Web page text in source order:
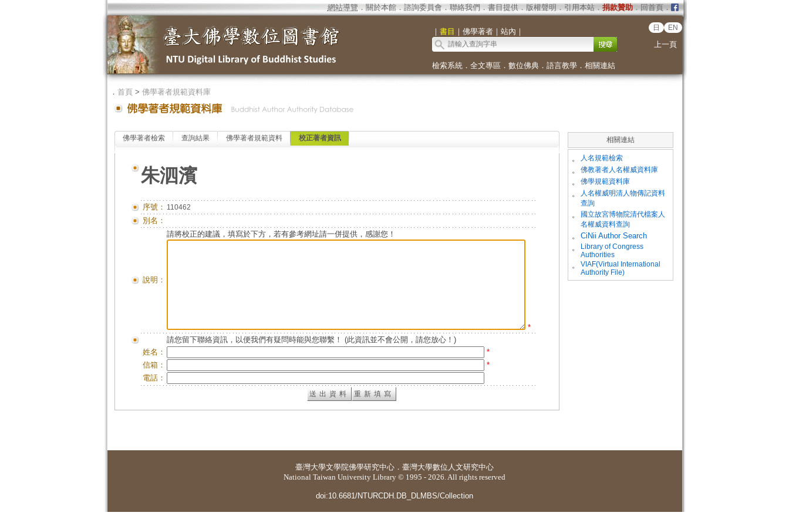
網站導覽 ． 關於本館． 諮詢委員會． 聯絡我們 ． 書目提供． 版權聲明 ． 引用本站． 捐款贊助．回首頁．
｜ 書目 ｜ 佛學著者｜ 站內 ｜ 日 EN
上一頁
檢索系統． 全文專區 ． 數位佛典． 語言教學． 相關連結
． 首頁> 佛學著者規範資料庫
佛學著者檢索 查詢結果 佛學著者規範資料 校正著者資訊
朱泗濱
序號： 110462
別名：
說明：
請將校正的建議，填寫於下方，若有參考網址請一併提供，感謝您！
*
請您留下聯絡資訊，以便我們有疑問時能與您聯繫！ (此資訊並不會公開，請您放心！)
姓名：
*
信箱：
*
電話：
相關連結
。 人名規範檢索
。 佛教著者人名權威資料庫
。 佛學規範資料庫
。
人名權威明清人物傳記資料
查詢
。
國立故宮博物院清代檔案人
名權威資料查詢
。
CiNii Author Search
。
Library of Congress
Authorities
。
VIAF(Virtual International
Authority File)
臺灣大學文學院佛學研究中心 ． 臺灣大學數位人文研究中心
National Taiwan University Library © 1995 - 2026. All rights reserved
doi:10.6681/NTURCDH.DB_DLMBS/Collection